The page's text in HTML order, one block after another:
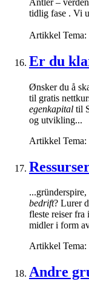
tidlig fase . Vi
Artikkel
Er du
Ønsker du å
til gratis
egenkapital til
og utvikling...
Artikkel
bedrift? Lurer
fleste reiser fra
midler i form
Artikkel
Andre